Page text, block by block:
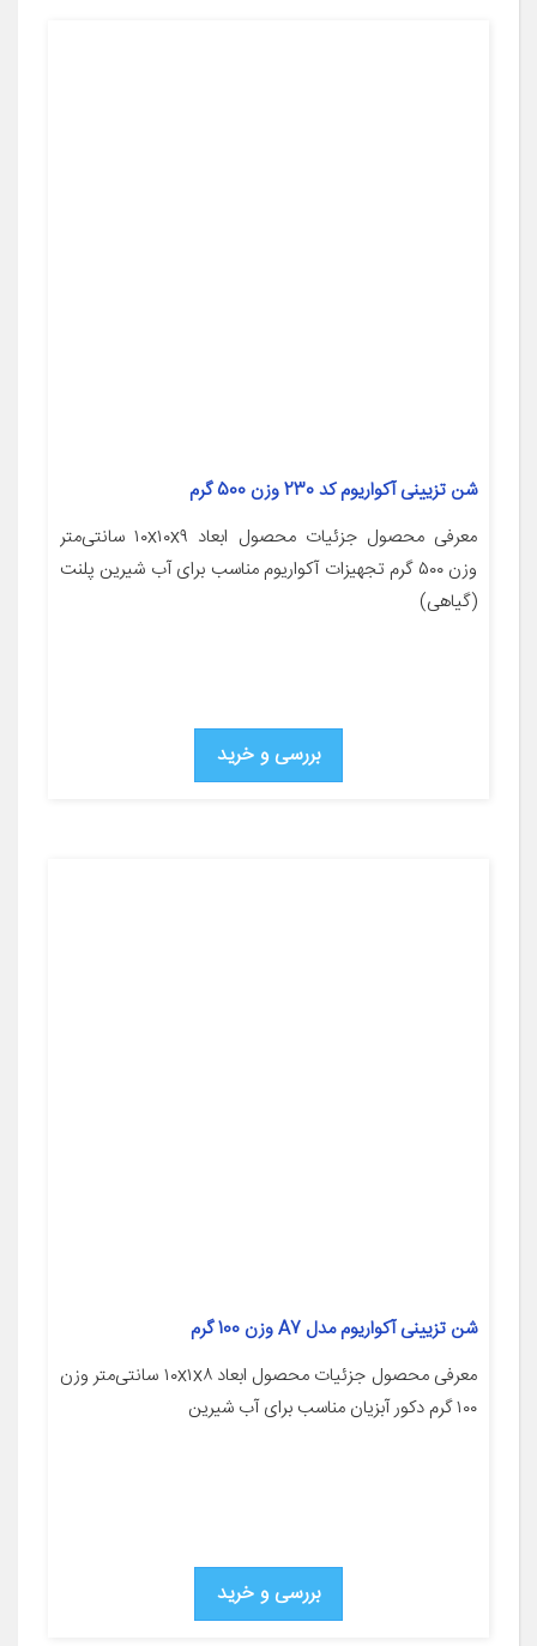
شن تزیینی آکواریوم کد 230 وزن 500 گرم
معرفی محصول جزئیات محصول ابعاد ۱۰x۱۰x۹ سانتی‌متر
وزن ۵۰۰ گرم تجهیزات آکواریوم مناسب برای آب شیرین پلنت
(گیاهی)
بررسی و خرید
شن تزیینی آکواریوم مدل A7 وزن 100 گرم
معرفی محصول جزئیات محصول ابعاد ۱۰x۱x۸ سانتی‌متر وزن
۱۰۰ گرم دکور آبزیان مناسب برای آب شیرین
بررسی و خرید